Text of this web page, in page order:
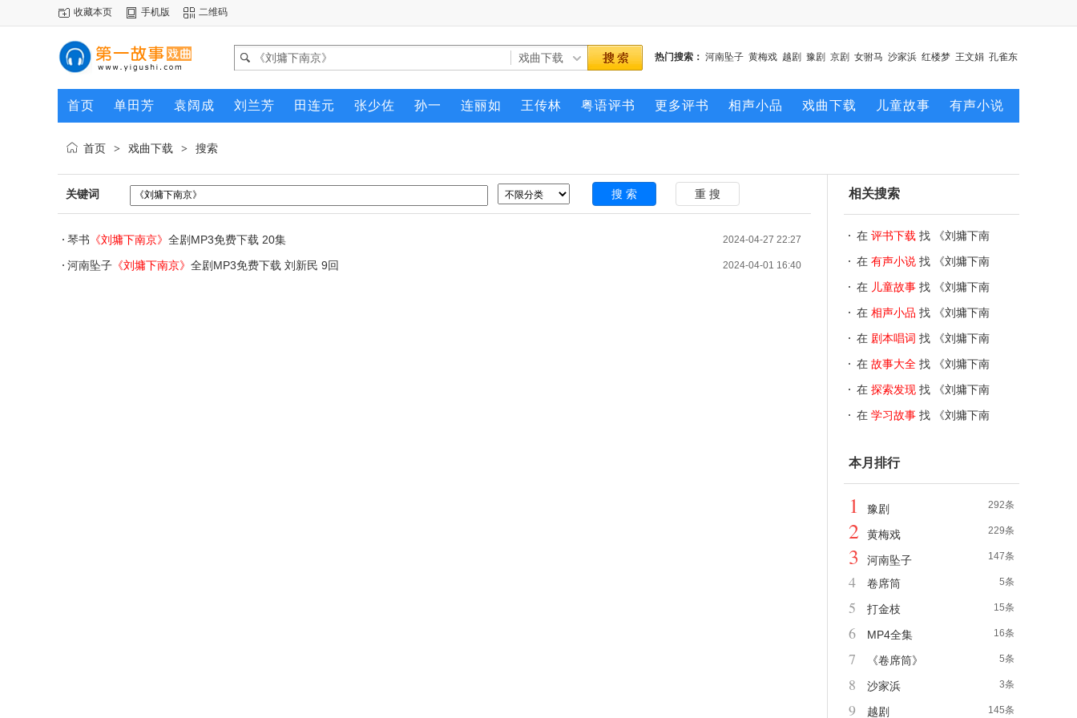
收藏本页 手机版 二维码
热门搜索： 河南坠子 黄梅戏 越剧 豫剧 京剧 女驸马 沙家浜 红楼梦 王文娟 孔雀东
首页 单田芳 袁阔成 刘兰芳 田连元 张少佐 孙一 连丽如 王传林 粤语评书 更多评书 相声小品 戏曲下载 儿童故事 有声小说
首页 > 戏曲下载 > 搜索
关键词
2024-04-27 22:27
琴书 《刘墉下南京》 全剧MP3免费下载 20集
2024-04-01 16:40
河南坠子 《刘墉下南京》 全剧MP3免费下载 刘新民 9回
相关搜索
在 评书下载 找 《刘墉下南
京》
在 有声小说 找 《刘墉下南
京》
在 儿童故事 找 《刘墉下南
京》
在 相声小品 找 《刘墉下南
京》
在 剧本唱词 找 《刘墉下南
京》
在 故事大全 找 《刘墉下南
京》
在 探索发现 找 《刘墉下南
京》
在 学习故事 找 《刘墉下南
本月排行
292条
1 豫剧
229条
2 黄梅戏
147条
3 河南坠子
5条
4 卷席筒
15条
5 打金枝
16条
6 MP4全集
5条
7 《卷席筒》
3条
8 沙家浜
145条
9 越剧